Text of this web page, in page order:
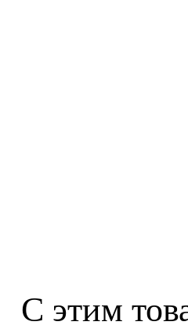
С этим